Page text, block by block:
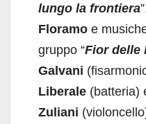
lungo la frontiera
Floramo e
gruppo “Fior delle
Galvani
Liberale (batteria)
Zuliani